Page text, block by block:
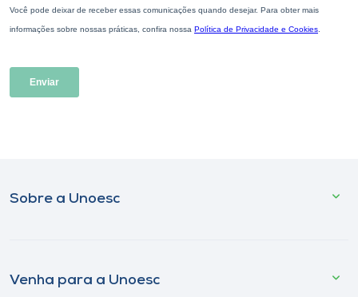
Sobre a Unoesc
Venha para a Unoesc